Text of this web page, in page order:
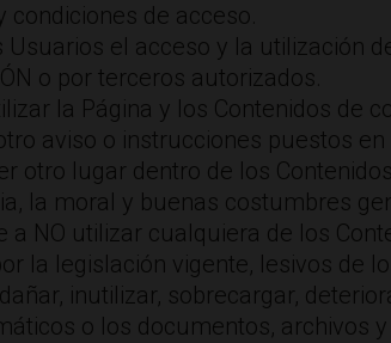
de acceso.
el acceso y la utilización
o por terceros autorizados.
la Página y los Contenidos de
aviso o instrucciones puestos
otro lugar dentro de los
la moral y buenas costumbres
NO utilizar cualquiera de los
la legislación vigente, lesivos de
inutilizar, sobrecargar,
o los documentos, archivos